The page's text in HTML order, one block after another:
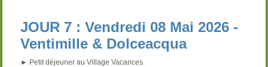
JOUR 7 : Vendredi 08 Mai 2026 -
Ventimille & Dolceacqua
► Petit déjeuner au Village Vacances.